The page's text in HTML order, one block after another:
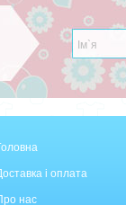
і оплата
нас